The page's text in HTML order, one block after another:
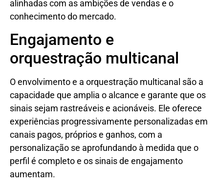
alinhadas com as ambições de vendas e o
conhecimento do mercado.
Engajamento e
orquestração multicanal
O envolvimento e a orquestração multicanal são a
capacidade que amplia o alcance e garante que os
sinais sejam rastreáveis ​​e acionáveis. Ele oferece
experiências progressivamente personalizadas em
canais pagos, próprios e ganhos, com a
personalização se aprofundando à medida que o
perfil é completo e os sinais de engajamento
aumentam.